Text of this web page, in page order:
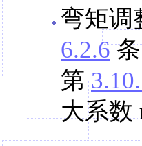
弯矩调
6.2.6
第
大系数